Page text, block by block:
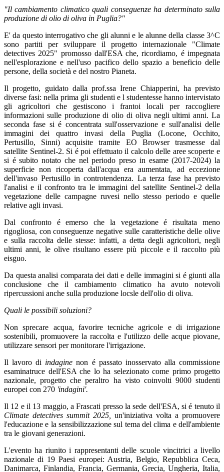
"Il cambiamento climatico quali conseguenze ha determinato sulla
produzione di olio di oliva in Puglia?"
E' da questo interrogativo che gli alunni e le alunne della classe 3^C
sono partiti per sviluppare il progetto internazionale "Climate
detectives 2025" promosso dall'ESA che, ricordiamo, é impegnata
nell'esplorazione e nell'uso pacifico dello spazio a beneficio delle
persone, della società e del nostro Pianeta.
Il progetto, guidato dalla prof.ssa Irene Chiapperini, ha previsto
diverse fasi: nella prima gli studenti e l studentesse hanno intervistato
gli agricoltori che gestiscono i frantoi locali per raccogliere
informazioni sulle produzione di olio di oliva negli ultimi anni. La
seconda fase si é concentrata sull'osservazione e sull'analisi delle
immagini dei quattro invasi della Puglia (Locone, Occhito,
Pertusillo, Sinni) acquisite tramite EO Browser trasmesse dal
satellite Sentinel-2. Si é poi effettuato il calcolo delle aree scoperte e
si é subito notato che nel periodo preso in esame (2017-2024) la
superficie non ricoperta dall'acqua era aumentata, ad eccezione
dell'invaso Pertusillo in controtendenza. La terza fase ha previsto
l'analisi e il confronto tra le immagini del satellite Sentinel-2 della
vegetazione delle campagne ruvesi nello stesso periodo e quelle
relative agli invasi.
Dal confronto é emerso che la vegetazione é risultata meno
rigogliosa, con conseguenze negative sulle caratteristiche delle olive
e sulla raccolta delle stesse: infatti, a detta degli agricoltori, negli
ultimi anni, le olive risultano essere più piccole e il raccolto più
eisguo.
Da questa analisi comparata dei dati e delle immagini si é giunti alla
conclusione che il cambiamento climatico ha avuto notevoli
ripercussioni anche sulla produzione locsle dell'olio di oliva.
Quali le possibili soluzioni?
Non sprecare acqua, favorire tecniche agricole e di irrigazione
sostenibili, promuovere la raccolta e l'utilizzo delle acque piovane,
utilizzare sensori per monitorare l'irrigazione.
Il lavoro di indagine non é passato inosservato alla commissione
esaminatruce dell'ESA che lo ha selezionato come primo progetto
nazionale, progetto che peraltro ha visto coinvolti 9000 studenti
europei con 270 'indagini'.
Il 12 e il 13 maggio, a Frascati presso la sede dell'ESA, si é tenuto il
Climate detectives summit 2025,
un'iniziativa volta a promuovere
l'educazione e la sensibilizzazione sul tema del clima e dell'ambiente
tra le giovani generazioni.
L'evento ha riunito i rappresentanti delle scuole vincitrici a livello
nazionale di 19 Paesi europei: Austria, Belgio, Repubblica Ceca,
Danimarca, Finlandia, Francia, Germania, Grecia, Ungheria, Italia,